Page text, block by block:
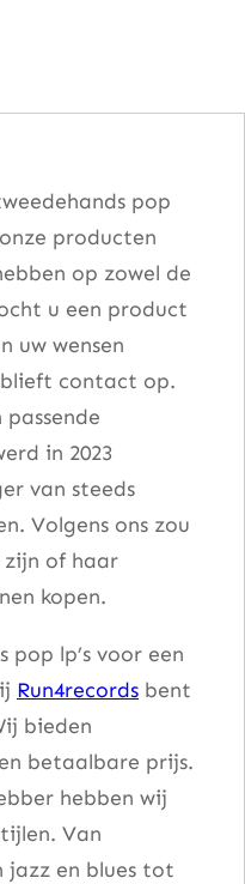
pop
producten
op zowel de
u een product
uw wensen
contact op.
in 2023
van steeds
Volgens ons zou
zijn of haar
kopen.
lp’s voor een
Run4records bent
bieden
betaalbare prijs.
hebben wij
Van
en blues tot